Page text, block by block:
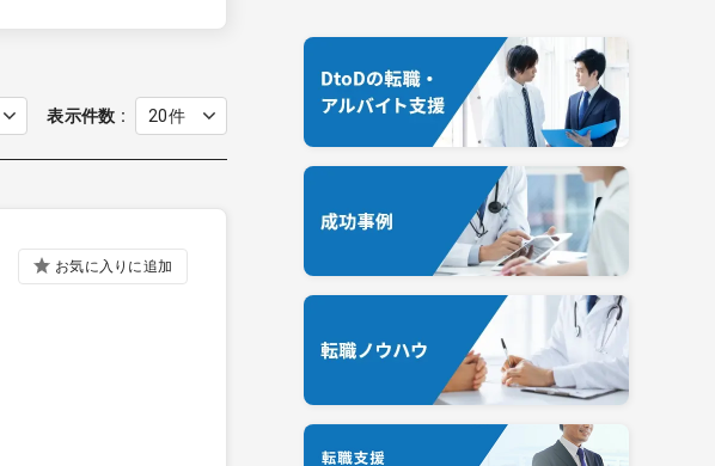
表示件数
お気に入りに追加